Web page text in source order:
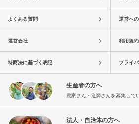
よくある質問 運営へ
運営会社 利用規約
特商法に基づく表記 プライ
生産者の方へ
農家さん・漁師さんを募集して
法人・自治体の方へ